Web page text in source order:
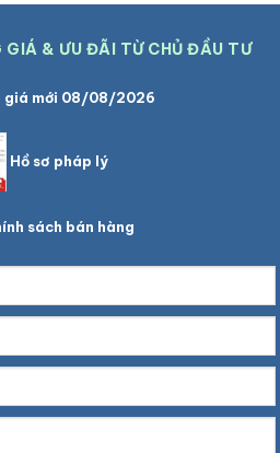
& ƯU ĐÃI TỪ CHỦ ĐẦU TƯ
giá mới 08/08/2026
Hồ sơ pháp lý
sách bán hàng